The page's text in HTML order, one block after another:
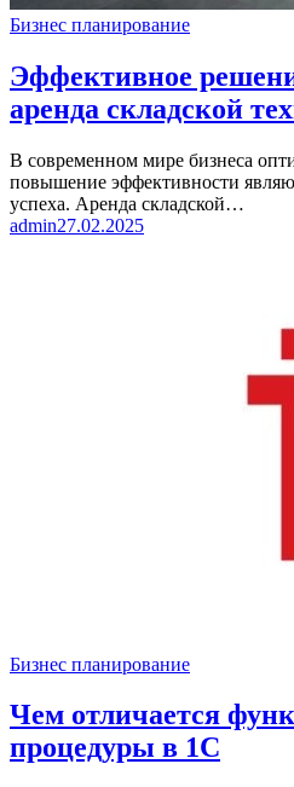
Бизнес планирование
Эффективное
аренда складской
В современном мире бизнеса
повышение эффективности
успеха. Аренда складской…
admin27.02.2025
Бизнес планирование
Чем отличается
процедуры в 1С